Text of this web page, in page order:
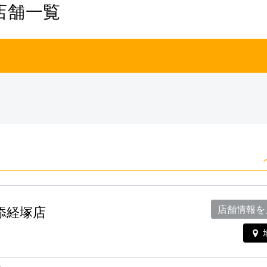
舗一覧
経塚店 店舗情報